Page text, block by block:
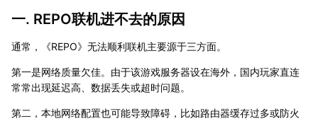
一. REPO联机进不去的原因
通常，《REPO》无法顺利联机主要源于三方面。
第一是网络质量欠佳。由于该游戏服务器设在海外，国内玩家直连
常常出现延迟高、数据丢失或超时问题。
第二，本地网络配置也可能导致障碍，比如路由器缓存过多或防火